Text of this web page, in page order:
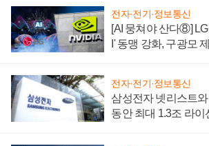
전자·전기·정보통신
[AI 뭉쳐야 산다⑧]
I' 동맹 강화, 구광모
전자·전기·정보통신
삼성전자 넷리스트
동안 최대 1.3조 라이